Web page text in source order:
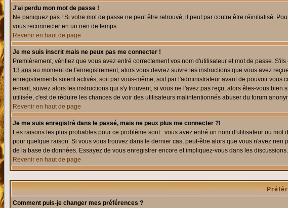
J'ai perdu mon mot de passe !
Ne paniquez pas ! Si votre mot de passe ne peut être retrouvé, il peut par contre être réinitialisé.
vous reconnecter en un rien de temps.
Revenir en haut de page
Je me suis inscrit mais ne peux pas me connecter !
Premièrement, vérifiez que vous avez entré correctement vos nom d'utilisateur et mot de passe.
13 ans au moment de l'enregistrement, alors vous devrez suivre les instructions que vous avez
enregistrements soient activés, soit par vous-même, soit par l'administrateur avant de pouvoir
e-mail, suivez alors les instructions qui s'y trouvent, si vous ne l'avez pas reçu, alors êtes-vous
utilisée, c'est de réduire les chances de voir des utilisateurs malintentionnés abuser du forum
Revenir en haut de page
Je me suis enregistré dans le passé, mais ne peux plus me connecter ?!
Les raisons les plus probables pour ce problème sont : vous avez entré un nom d'utilisateur ou
pour quelque raison. Si vous vous trouvez dans le dernier cas, peut-être alors que vous n'avez
de la base de données. Essayez de vous enregistrer encore et impliquez-vous dans les discussions.
Revenir en haut de page
Comment puis-je changer mes préférences ?